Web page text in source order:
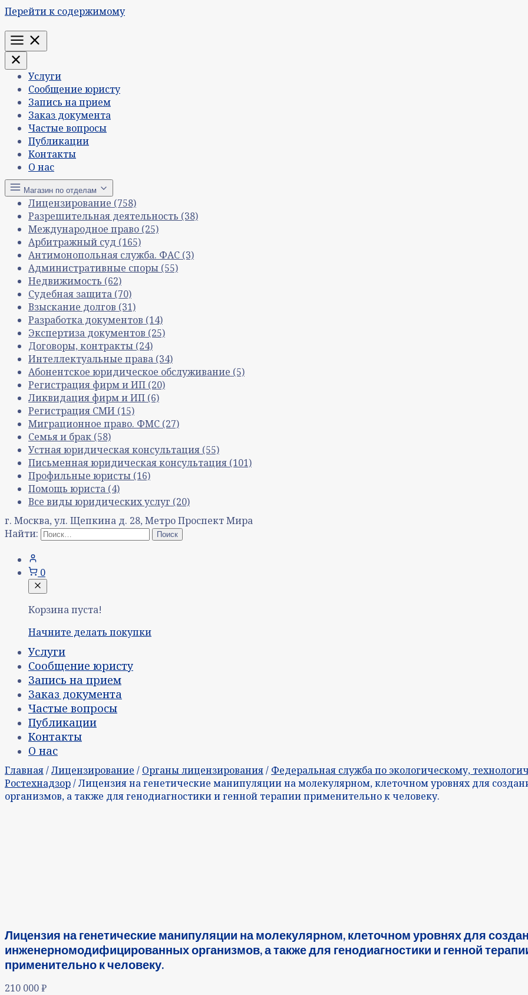
Перейти к содержимому
Меню
Услуги
Сообщение юристу
Запись на прием
Заказ документа
Частые вопросы
Публикации
Контакты
О нас
Магазин по отделам
Лицензирование (758)
Разрешительная деятельность (38)
Международное право (25)
Арбитражный суд (165)
Антимонопольная служба. ФАС (3)
Административные споры (55)
Недвижимость (62)
Судебная защита (70)
Взыскание долгов (31)
Разработка документов (14)
Экспертиза документов (25)
Договоры, контракты (24)
Интеллектуальные права (34)
Абонентское юридическое обслуживание (5)
Регистрация фирм и ИП (20)
Ликвидация фирм и ИП (6)
Регистрация СМИ (15)
Миграционное право. ФМС (27)
Семья и брак (58)
Устная юридическая консультация (55)
Письменная юридическая консультация (101)
Профильные юристы (16)
Помощь юриста (4)
Все виды юридических услуг (20)
г. Москва, ул. Щепкина д. 28, Метро Проспект Мира
Найти:
0
Корзина пуста!
Начните делать покупки
Услуги
Сообщение юристу
Запись на прием
Заказ документа
Частые вопросы
Публикации
Контакты
О нас
Главная/Лицензирование / Органы лицензирования/ Федеральная служба по экологическому,
Ростехнадзор/ Лицензия на генетические манипуляции на молекулярном, клеточном уровнях для
организмов, а также для генодиагностики и генной терапии применительно к человеку.
Лицензия на генетические манипуляции на молекулярном, клеточном уровнях для
инженерномодифицированных организмов, а также для генодиагностики и генной
применительно к человеку.
210 000₽